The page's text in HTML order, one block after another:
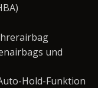
und
Hold-Funktion